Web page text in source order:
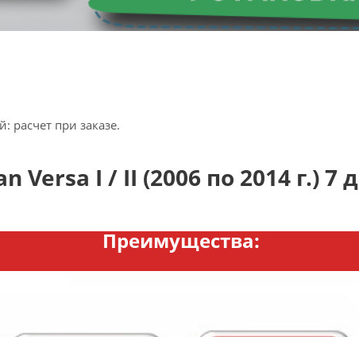
расчет при заказе.
I / II (2006 по 2014 г.) 7
Преимущества: